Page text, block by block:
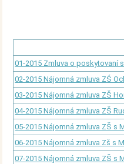
01-2015 Zmluva o poskytovaní
02-2015 Nájomná zmluva ZŚ
03-2015 Nájomná zmluva ZŠ
04-2015 Nájomná zmluva ZŠ
05-2015 Nájomná zmluva ZŠ s
06-2015 Nájomná zmluva Zš s
07-2015 Nájomná zmluva ZŠ s